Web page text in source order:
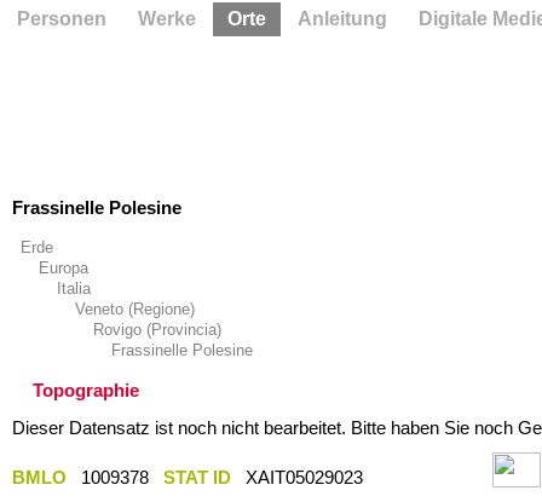
Frassinelle Polesine
Erde
Europa
Italia
Veneto (Regione)
Rovigo (Provincia)
Frassinelle Polesine
Topographie
Dieser Datensatz ist noch nicht bearbeitet. Bitte haben Sie noch
BMLO 1009378 STAT ID
XAIT05029023
Personen Werke Orte Anleitung Digitale